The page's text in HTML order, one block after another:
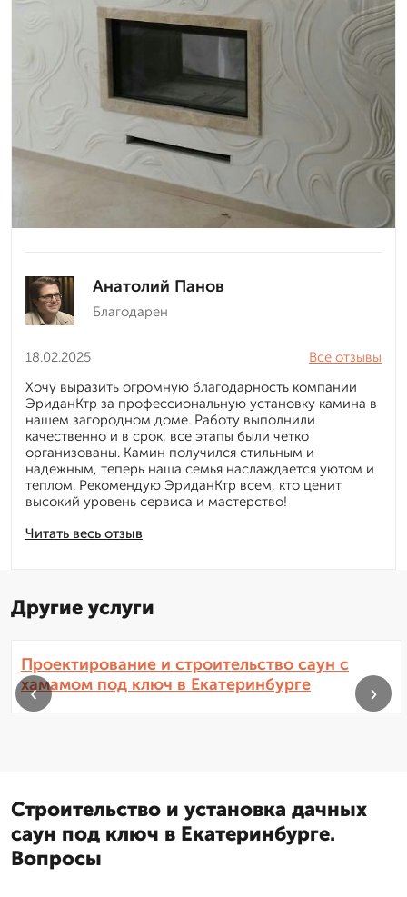
Анатолий Панов
Благодарен
18.02.2025
Читать весь отзыв
Все отзывы
Хочу выразить огромную благодарность компании
ЭриданКтр за профессиональную установку камина в
нашем загородном доме. Работу выполнили
качественно и в срок, все этапы были четко
организованы. Камин получился стильным и
надежным, теперь наша семья наслаждается уютом и
теплом. Рекомендую ЭриданКтр всем, кто ценит
высокий уровень сервиса и мастерство!
Другие услуги
Проектирование и строительство саун с
хамамом под ключ в Екатеринбурге
‹ ›
Строительство и установка дачных
саун под ключ в Екатеринбурге.
Вопросы